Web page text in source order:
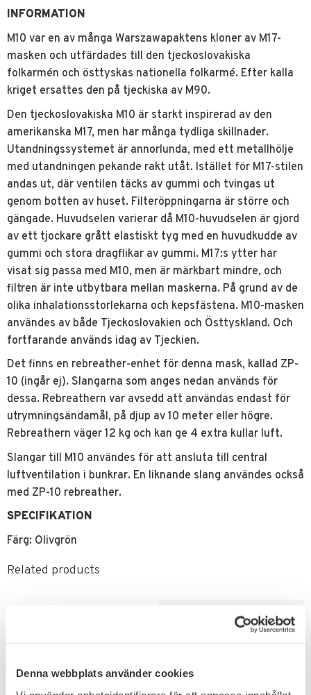
Denna webbplats använder cookies
INFORMATION
M10 var en av många Warszawapaktens kloner av M17-
masken och utfärdades till den tjeckoslovakiska
folkarmén och östtyskas nationella folkarmé. Efter kalla
kriget ersattes den på tjeckiska av M90.
Den tjeckoslovakiska M10 är starkt inspirerad av den
amerikanska M17, men har många tydliga skillnader.
Utandningssystemet är annorlunda, med ett metallhölje
med utandningen pekande rakt utåt. Istället för M17-stilen
andas ut, där ventilen täcks av gummi och tvingas ut
genom botten av huset. Filteröppningarna är större och
gängade. Huvudselen varierar då M10-huvudselen är gjord
av ett tjockare grått elastiskt tyg med en huvudkudde av
gummi och stora dragflikar av gummi. M17:s ytter har
visat sig passa med M10, men är märkbart mindre, och
filtren är inte utbytbara mellan maskerna. På grund av de
olika inhalationsstorlekarna och kepsfästena. M10-masken
användes av både Tjeckoslovakien och Östtyskland. Och
fortfarande används idag av Tjeckien.
Det finns en rebreather-enhet för denna mask, kallad ZP-
10 (ingår ej). Slangarna som anges nedan används för
dessa. Rebreathern var avsedd att användas endast för
utrymningsändamål, på djup av 10 meter eller högre.
Rebreathern väger 12 kg och kan ge 4 extra kullar luft.
Slangar till M10 användes för att ansluta till central
luftventilation i bunkrar. En liknande slang användes också
med ZP-10 rebreather.
SPECIFIKATION
Färg: Olivgrön
Related products